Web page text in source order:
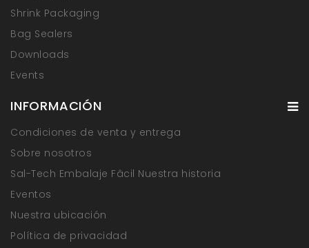
Shrink Packaging
Bag Sealers
Downloads
Events
INFORMACIÓN
Condiciones de venta y entrega
Sobre nosotros
Sal-Tech Embalaje Fâcil Nuestra historia
Eventos
Nuestra ubicación
Política de privacidad